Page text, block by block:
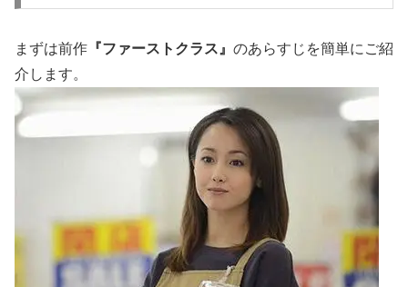
まずは前作 『ファーストクラス』 のあらすじを簡単にご紹
介します。